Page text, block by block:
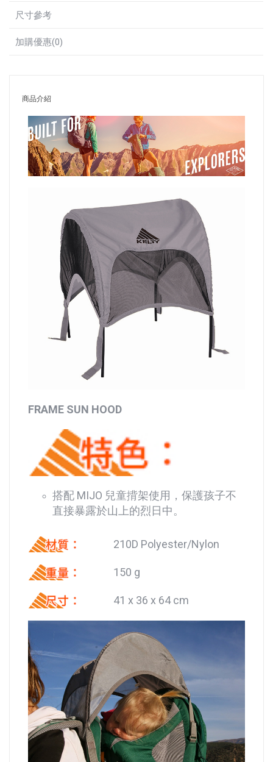
尺寸參考
加購優惠(0)
商品介紹
FRAME SUN HOOD
搭配 MIJO 兒童揹架使用，保護孩子不
直接暴露於山上的烈日中。
210D Polyester/Nylon
150 g
41 x 36 x 64 cm